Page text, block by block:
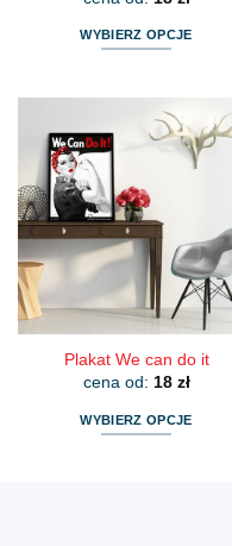
WYBIERZ OPCJE
wiele
wariantów.
Opcje
można
wybrać
na
stronie
produktu
Plakat We can do it
cena od: 18 zł
WYBIERZ OPCJE